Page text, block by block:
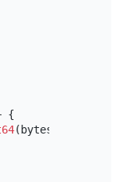
{
(bytes[i])